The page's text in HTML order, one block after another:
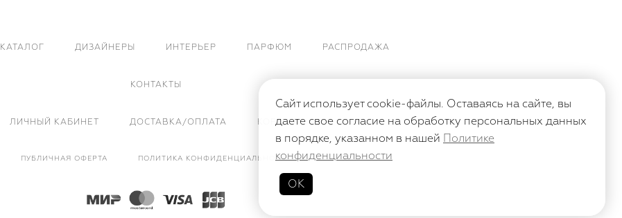
КАТАЛОГ ДИЗАЙНЕРЫ ИНТЕРЬЕР ПАРФЮМ РАСПРОДАЖА
КОНТАКТЫ
ЛИЧНЫЙ КАБИНЕТ ДОСТАВКА/ОПЛАТА КОРЗИНА
ПУБЛИЧНАЯ ОФЕРТА ПОЛИТИКА КОНФИДЕНЦИАЛЬНОСТИ
Сайт использует cookie-файлы. Оставаясь на сайте, вы
даете свое согласие на обработку персональных данных
в порядке, указанном в нашей Политике
конфиденциальности
ОК